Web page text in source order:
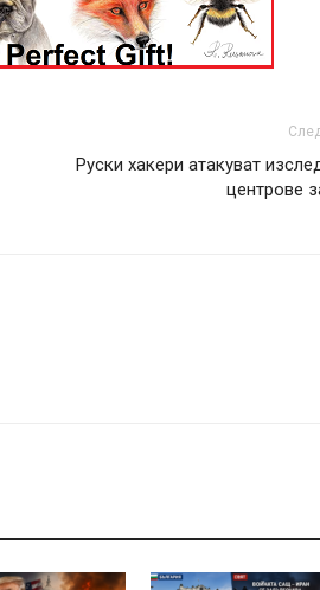
Руски хакери атакуват
центрове